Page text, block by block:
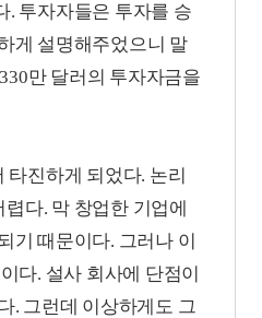
. 투자자들은 투자를 승
게 설명해주었으니 말
만 달러의 투자자금을
진하게 되었다. 논리
다. 막 창업한 기업에
기 때문이다. 그러나 이
다. 설사 회사에 단점이
. 그런데 이상하게도 그